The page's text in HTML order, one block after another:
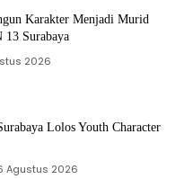
Karakter Menjadi Murid
Surabaya
2026
Lolos Youth Character
Agustus 2026